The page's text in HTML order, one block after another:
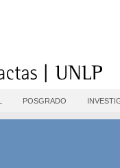
POSGRADO